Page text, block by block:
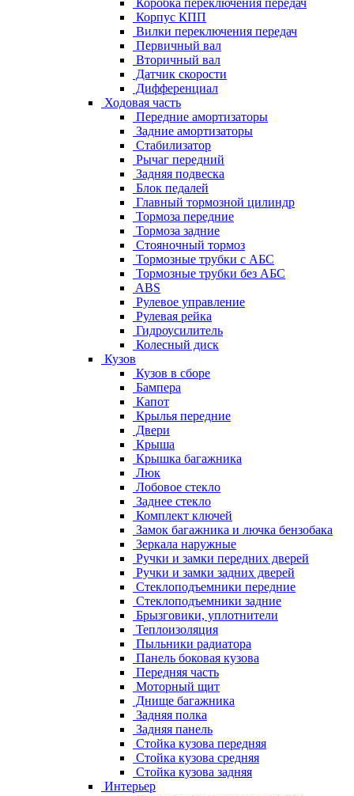
Коробка переключения передач
Корпус КПП
Вилки переключения передач
Первичный вал
Вторичный вал
Датчик скорости
Дифференциал
Ходовая часть
Передние амортизаторы
Задние амортизаторы
Стабилизатор
Рычаг передний
Задняя подвеска
Блок педалей
Главный тормозной цилиндр
Тормоза передние
Тормоза задние
Стояночный тормоз
Тормозные трубки с АБС
Тормозные трубки без АБС
ABS
Рулевое управление
Рулевая рейка
Гидроусилитель
Колесный диск
Кузов
Кузов в сборе
Бампера
Капот
Крылья передние
Двери
Крыша
Крышка багажника
Люк
Лобовое стекло
Заднее стекло
Комплект ключей
Замок багажника и лючка бензобака
Зеркала наружные
Ручки и замки передних дверей
Ручки и замки задних дверей
Стеклоподъемники передние
Стеклоподъемники задние
Брызговики, уплотнители
Теплоизоляция
Пыльники радиатора
Панель боковая кузова
Передняя часть
Моторный щит
Днище багажника
Задняя полка
Задняя панель
Стойка кузова передняя
Стойка кузова средняя
Стойка кузова задняя
Интерьер